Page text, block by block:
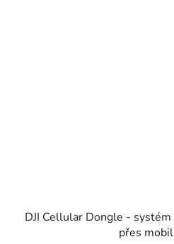
DJI Cellular Dongle -
přes